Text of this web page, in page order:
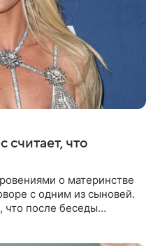
что
о материнстве
с одним из сыновей.
что после беседы